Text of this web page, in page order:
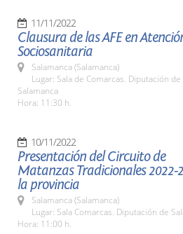
11/11/2022
Clausura de las AFE en
Sociosanitaria
Salamanca (Salamanca)
Lugar: Sala de Comarcas. Diputación de
Salamanca
Hora: 11:30 h.
10/11/2022
Presentación del Circuito de
Matanzas Tradicionales 2022-
la provincia
Salamanca (Salamanca)
Lugar: Sala Comarcas. Diputación de
Hora: 11:00 h.